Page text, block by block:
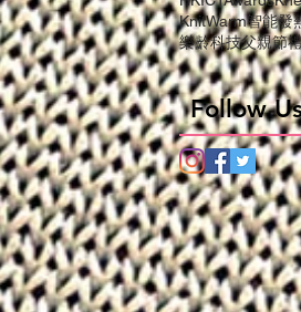
KnitWarm智能發
樂齡科技父親節
Follow